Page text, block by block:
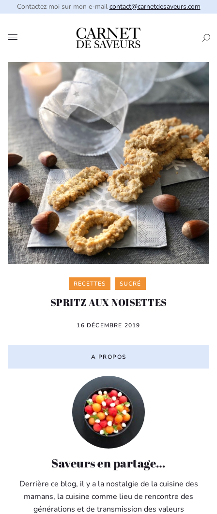
Contactez moi sur mon e-mail contact@carnetdesaveurs.com
Categories
RECETTES SUCRÉ
SPRITZ AUX NOISETTES
16 DÉCEMBRE 2019
A PROPOS
Saveurs en partage…
Derrière ce blog, il y a la nostalgie de la cuisine des
mamans, la cuisine comme lieu de rencontre des
générations et de transmission des valeurs